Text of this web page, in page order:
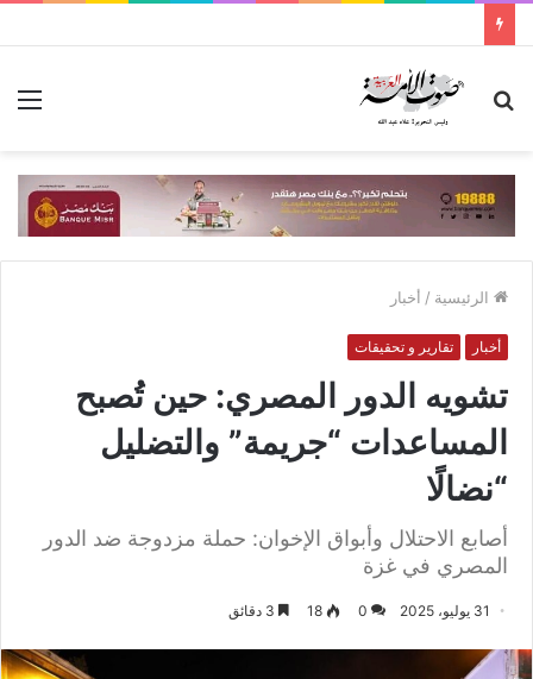
بحث
الرئيسية / أخبار
أخبار تقارير و تحقيقات
تشويه الدور المصري: حين تُصبح
المساعدات “جريمة” والتضليل
“نضالًا
أصابع الاحتلال وأبواق الإخوان: حملة مزدوجة ضد الدور
المصري في غزة
31 يوليو، 2025 0
18